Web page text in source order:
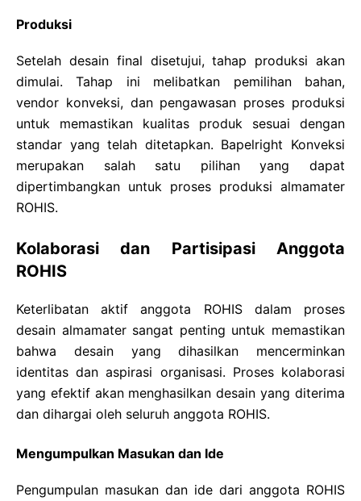
Produksi
Setelah desain final disetujui, tahap produksi akan
dimulai. Tahap ini melibatkan pemilihan bahan,
vendor konveksi, dan pengawasan proses produksi
untuk memastikan kualitas produk sesuai dengan
standar yang telah ditetapkan. Bapelright Konveksi
merupakan salah satu pilihan yang dapat
dipertimbangkan untuk proses produksi almamater
ROHIS.
Kolaborasi dan Partisipasi Anggota
ROHIS
Keterlibatan aktif anggota ROHIS dalam proses
desain almamater sangat penting untuk memastikan
bahwa desain yang dihasilkan mencerminkan
identitas dan aspirasi organisasi. Proses kolaborasi
yang efektif akan menghasilkan desain yang diterima
dan dihargai oleh seluruh anggota ROHIS.
Mengumpulkan Masukan dan Ide
Pengumpulan masukan dan ide dari anggota ROHIS